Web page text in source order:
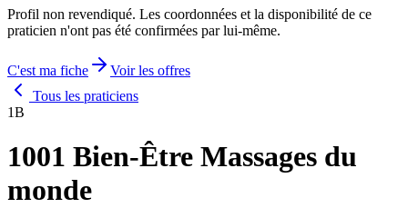
Profil non revendiqué. Les coordonnées et la disponibilité de ce
praticien n'ont pas été confirmées par lui-même.
C'est ma fiche
Voir les offres
Tous les praticiens
1B
1001 Bien-Être Massages du
monde